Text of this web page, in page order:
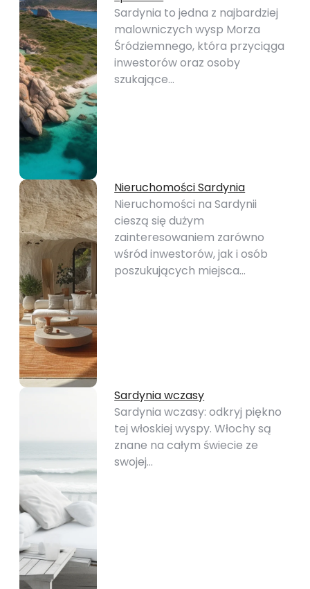
Sardynia to jedna z najbardziej
malowniczych wysp Morza
Śródziemnego, która przyciąga
inwestorów oraz osoby
szukające…
Nieruchomości Sardynia
Nieruchomości na Sardynii
cieszą się dużym
zainteresowaniem zarówno
wśród inwestorów, jak i osób
poszukujących miejsca…
Sardynia wczasy
Sardynia wczasy: odkryj piękno
tej włoskiej wyspy. Włochy są
znane na całym świecie ze
swojej…